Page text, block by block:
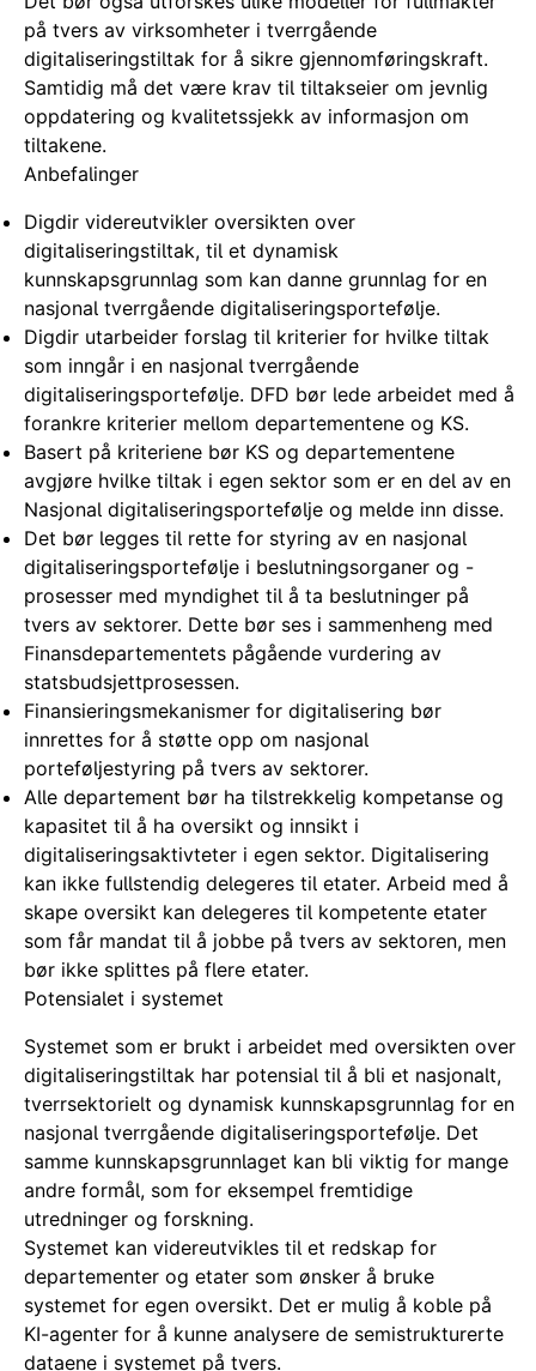
på tvers av virksomheter i tverrgående
digitaliseringstiltak for å sikre gjennomføringskraft.
Samtidig må det være krav til tiltakseier om jevnlig
oppdatering og kvalitetssjekk av informasjon om
tiltakene.
Anbefalinger
Digdir videreutvikler oversikten over
digitaliseringstiltak, til et dynamisk
kunnskapsgrunnlag som kan danne grunnlag for en
nasjonal tverrgående digitaliseringsportefølje.
Digdir utarbeider forslag til kriterier for hvilke tiltak
som inngår i en nasjonal tverrgående
digitaliseringsportefølje. DFD bør lede arbeidet med å
forankre kriterier mellom departementene og KS.
Basert på kriteriene bør KS og departementene
avgjøre hvilke tiltak i egen sektor som er en del av en
Nasjonal digitaliseringsportefølje og melde inn disse.
Det bør legges til rette for styring av en nasjonal
digitaliseringsportefølje i beslutningsorganer og -
prosesser med myndighet til å ta beslutninger på
tvers av sektorer. Dette bør ses i sammenheng med
Finansdepartementets pågående vurdering av
statsbudsjettprosessen.
Finansieringsmekanismer for digitalisering bør
innrettes for å støtte opp om nasjonal
porteføljestyring på tvers av sektorer.
Alle departement bør ha tilstrekkelig kompetanse og
kapasitet til å ha oversikt og innsikt i
digitaliseringsaktivteter i egen sektor. Digitalisering
kan ikke fullstendig delegeres til etater. Arbeid med å
skape oversikt kan delegeres til kompetente etater
som får mandat til å jobbe på tvers av sektoren, men
bør ikke splittes på flere etater.
Potensialet i systemet
Systemet som er brukt i arbeidet med oversikten over
digitaliseringstiltak har potensial til å bli et nasjonalt,
tverrsektorielt og dynamisk kunnskapsgrunnlag for en
nasjonal tverrgående digitaliseringsportefølje. Det
samme kunnskapsgrunnlaget kan bli viktig for mange
andre formål, som for eksempel fremtidige
utredninger og forskning.
Systemet kan videreutvikles til et redskap for
departementer og etater som ønsker å bruke
systemet for egen oversikt. Det er mulig å koble på
KI-agenter for å kunne analysere de semistrukturerte
dataene i systemet på tvers.